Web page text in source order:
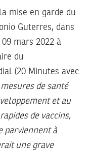
mise en garde du
Guterres, dans
mars 2022 à
du
(20 Minutes avec
mesures de santé
et au
de vaccins,
parviennent à
une grave